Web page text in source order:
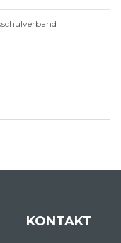
KONTAKT